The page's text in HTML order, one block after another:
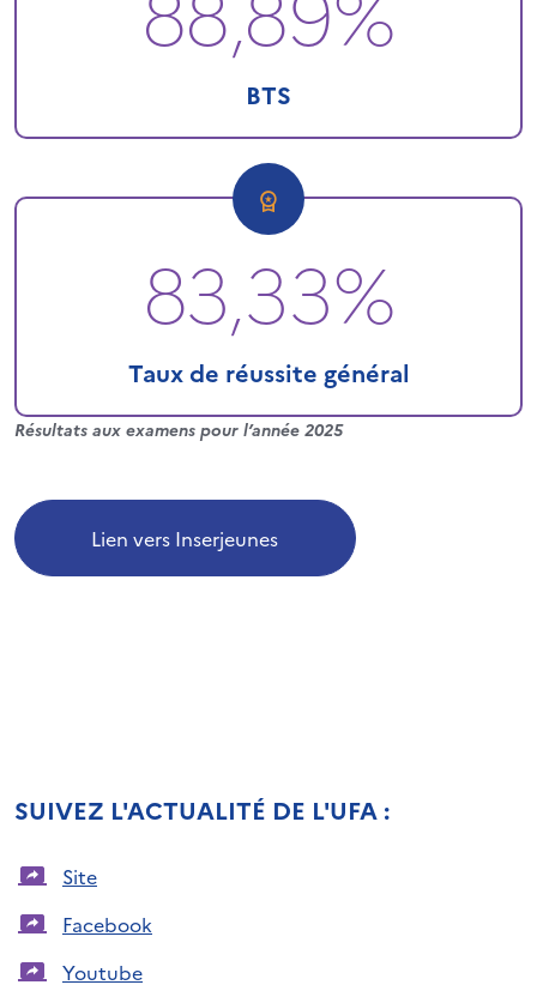
BTS
83,33%
Taux de réussite général
Résultats aux examens pour l’année 2025
Lien vers Inserjeunes
SUIVEZ L'ACTUALITÉ DE L'UFA :
Site
Facebook
Youtube